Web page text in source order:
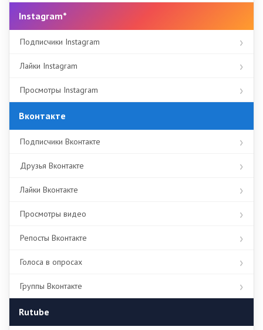
Instagram*
Подписчики Instagram
Лайки Instagram
Просмотры Instagram
Вконтакте
Подписчики Вконтакте
Друзья Вконтакте
Лайки Вконтакте
Просмотры видео
Репосты Вконтакте
Голоса в опросах
Группы Вконтакте
Rutube